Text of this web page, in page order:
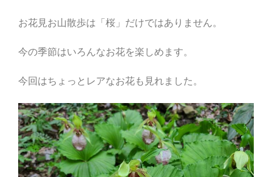
お花見お山散歩は「桜」だけではありません。
今の季節はいろんなお花を楽しめます。
今回はちょっとレアなお花も見れました。